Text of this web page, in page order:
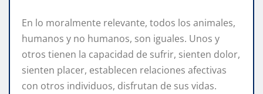
En lo moralmente relevante, todos los animales,
humanos y no humanos, son iguales. Unos y
otros tienen la capacidad de sufrir, sienten dolor,
sienten placer, establecen relaciones afectivas
con otros individuos, disfrutan de sus vidas.